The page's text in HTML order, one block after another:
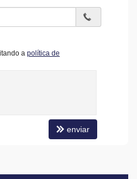
a política de
enviar